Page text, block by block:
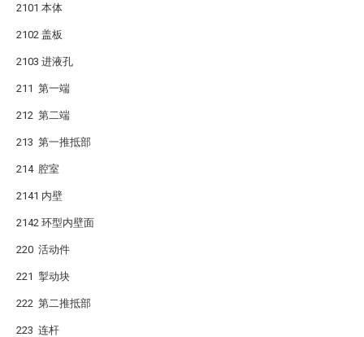
2101 本体
2102 盖板
2103 进液孔
211 第一端
212 第二端
213 第一推抵部
214 腔室
2141 内壁
2142 环型内壁面
220 活动件
221 掣动块
222 第二推抵部
223 连杆